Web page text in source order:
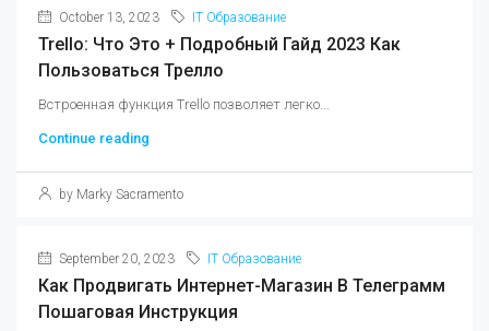
October 13, 2023 IT Образование
Trello: Что Это + Подробный Гайд 2023 Как
Пользоваться Трелло
Встроенная функция Trello позволяет легко...
Continue reading
by Marky Sacramento
September 20, 2023 IT Образование
Как Продвигать Интернет-Магазин В Телеграмм
Пошаговая Инструкция